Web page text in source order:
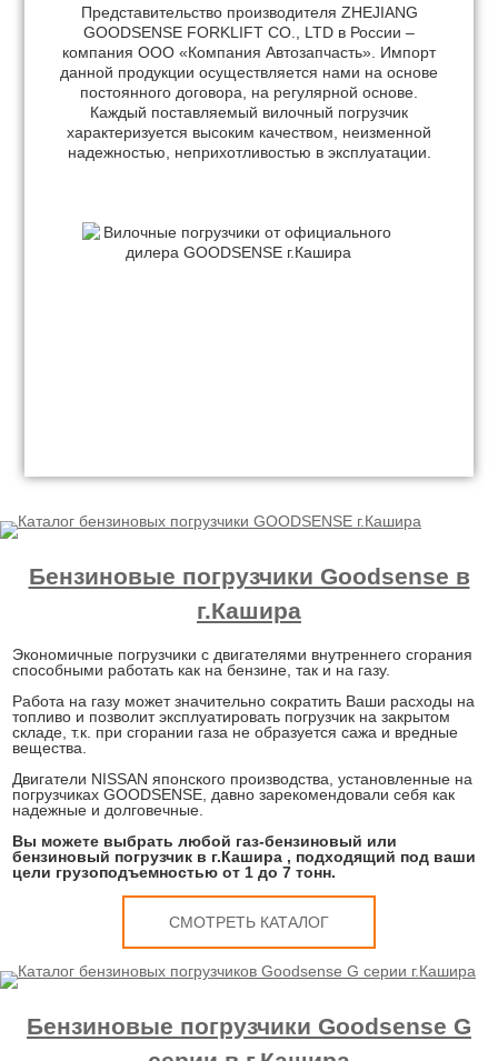
Представительство производителя ZHEJIANG
GOODSENSE FORKLIFT CO., LTD в России –
компания ООО «Компания Автозапчасть». Импорт
данной продукции осуществляется нами на основе
постоянного договора, на регулярной основе.
Каждый поставляемый вилочный погрузчик
характеризуется высоким качеством, неизменной
надежностью, неприхотливостью в эксплуатации.
Бензиновые погрузчики Goodsense в
г.Кашира
Экономичные погрузчики с двигателями внутреннего сгорания
способными работать как на бензине, так и на газу.
Работа на газу может значительно сократить Ваши расходы на
топливо и позволит эксплуатировать погрузчик на закрытом
складе, т.к. при сгорании газа не образуется сажа и вредные
вещества.
Двигатели NISSAN японского производства, установленные на
погрузчиках GOODSENSE, давно зарекомендовали себя как
надежные и долговечные.
Вы можете выбрать любой газ-бензиновый или
бензиновый погрузчик в г.Кашира , подходящий под ваши
цели грузоподъемностью от 1 до 7 тонн.
СМОТРЕТЬ КАТАЛОГ
Бензиновые погрузчики Goodsense G